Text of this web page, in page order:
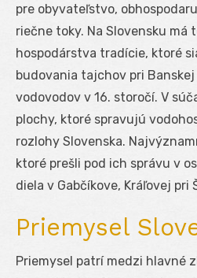
pre obyvateľstvo,
riečne toky. Na Slovensku má
hospodárstva tradície, ktoré
budovania tajchov pri
vodovodov v 16. storočí. V
plochy, ktoré spravujú
rozlohy Slovenska.
ktoré prešli pod ich správu v
diela v Gabčíkove, Kráľovej pri
Priemysel
Priemysel patrí medzi hlavné